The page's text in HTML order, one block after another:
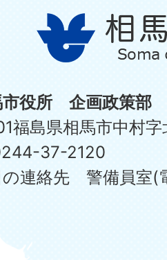
市役所 企画政策部
福島県相馬市中村
37-2120
の連絡先 警備員室